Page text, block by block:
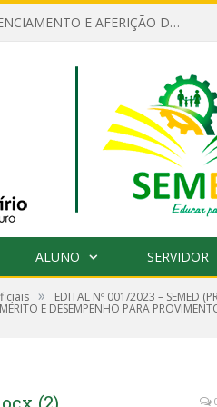
EDITAL Nº 001/2025 – SEMED (CREDENCIAMENTO E AFERIÇÃO DE CRITÉRIOS TÉCNICOS DE MÉRITO E DESEMPENHO PARA PROVIMENTO DO CARGO OU FUNÇÃO DE GESTOR ESCOLAR DAS UNIDADES DE ENSINO DA REDE MUNICIPAL DE SENADOR JO)
ALUNO SERVIDOR
» EDITAL Nº 001/2023 – SEMED
E DESEMPENHO PARA